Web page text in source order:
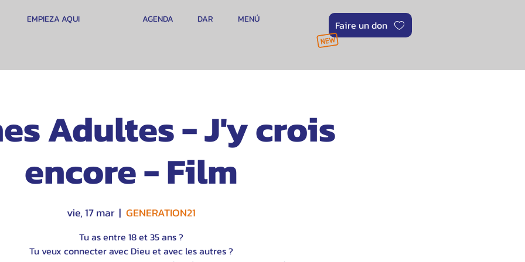
EMPIEZA AQUI DAR MENÚ
AGENDA Faire un don
Adultes - J'y crois
encore - Film
vie, 17 mar
  |
GENERATION21
Tu as entre 18 et 35 ans ?
Tu veux connecter avec Dieu et avec les autres ?